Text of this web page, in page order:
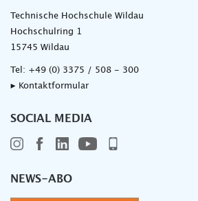
Technische Hochschule Wildau
Hochschulring 1
15745 Wildau
Tel: +49 (0) 3375 / 508 - 300
▸ Kontaktformular
SOCIAL MEDIA
NEWS-ABO